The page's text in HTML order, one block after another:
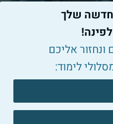
אומן בעצמך?
שלך
אליכם
לימוד: